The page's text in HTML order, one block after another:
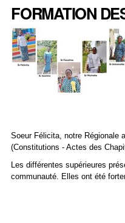
FORMATION
Soeur Félicita, notre Régionale
(Constitutions - Actes des
Les différentes supérieures
communauté. Elles ont été